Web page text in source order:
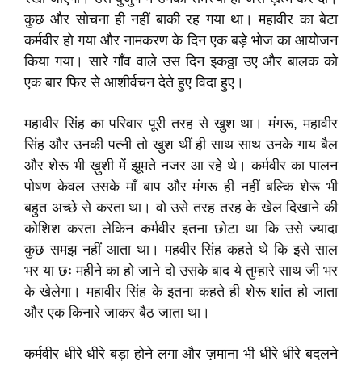
कुछ और सोचना ही नहीं बाकी रह गया था। महावीर का बेटा
कर्मवीर हो गया और नामकरण के दिन एक बड़े भोज का आयोजन
किया गया। सारे गाँव वाले उस दिन इकठ्ठा उए और बालक को
एक बार फिर से आशीर्वचन देते हुए विदा हुए।
महावीर सिंह का परिवार पूरी तरह से खुश था। मंगरू, महावीर
सिंह और उनकी पत्नी तो खुश थीं ही साथ साथ उनके गाय बैल
और शेरू भी ख़ुशी में झूमते नजर आ रहे थे। कर्मवीर का पालन
पोषण केवल उसके माँ बाप और मंगरू ही नहीं बल्कि शेरू भी
बहुत अच्छे से करता था। वो उसे तरह तरह के खेल दिखाने की
कोशिश करता लेकिन कर्मवीर इतना छोटा था कि उसे ज्यादा
कुछ समझ नहीं आता था। महवीर सिंह कहते थे कि इसे साल
भर या छः महीने का हो जाने दो उसके बाद ये तुम्हारे साथ जी भर
के खेलेगा। महावीर सिंह के इतना कहते ही शेरू शांत हो जाता
और एक किनारे जाकर बैठ जाता था।
कर्मवीर धीरे धीरे बड़ा होने लगा और ज़माना भी धीरे धीरे बदलने